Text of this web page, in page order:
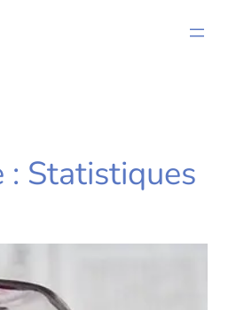
: Statistiques